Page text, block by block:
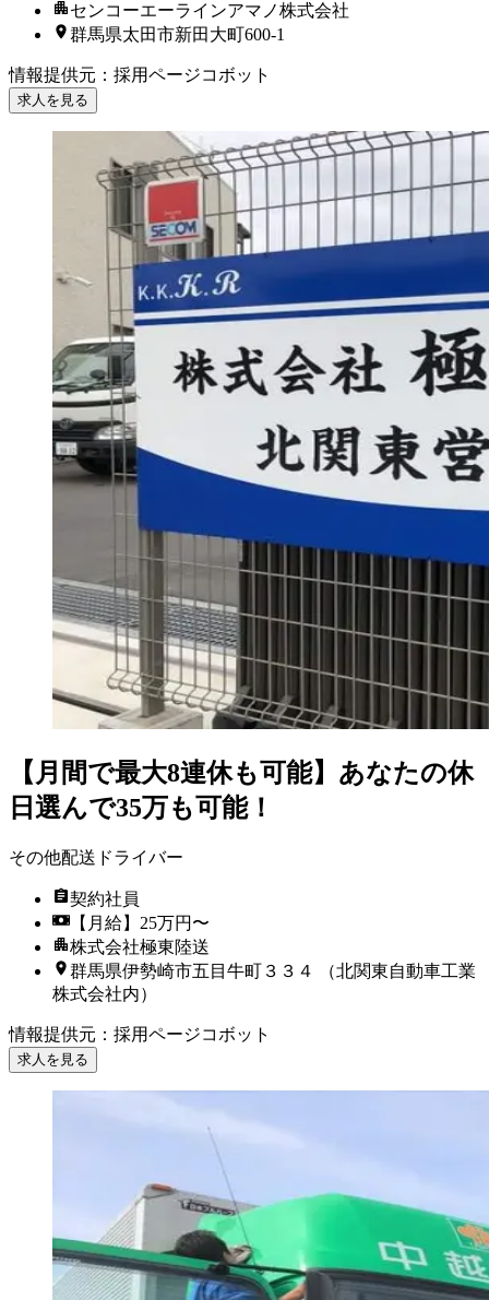
センコーエーラインアマノ株式会社
群馬県太田市新田大町600-1
情報提供元 ： 採用ページコボット
求人を見る
【月間で最大8連休も可能】あなたの休
日選んで35万も可能！
その他配送ドライバー
契約社員
【月給】25万円〜
株式会社極東陸送
群馬県伊勢崎市五目牛町３３４ （北関東自動車工業
株式会社内）
情報提供元 ： 採用ページコボット
求人を見る